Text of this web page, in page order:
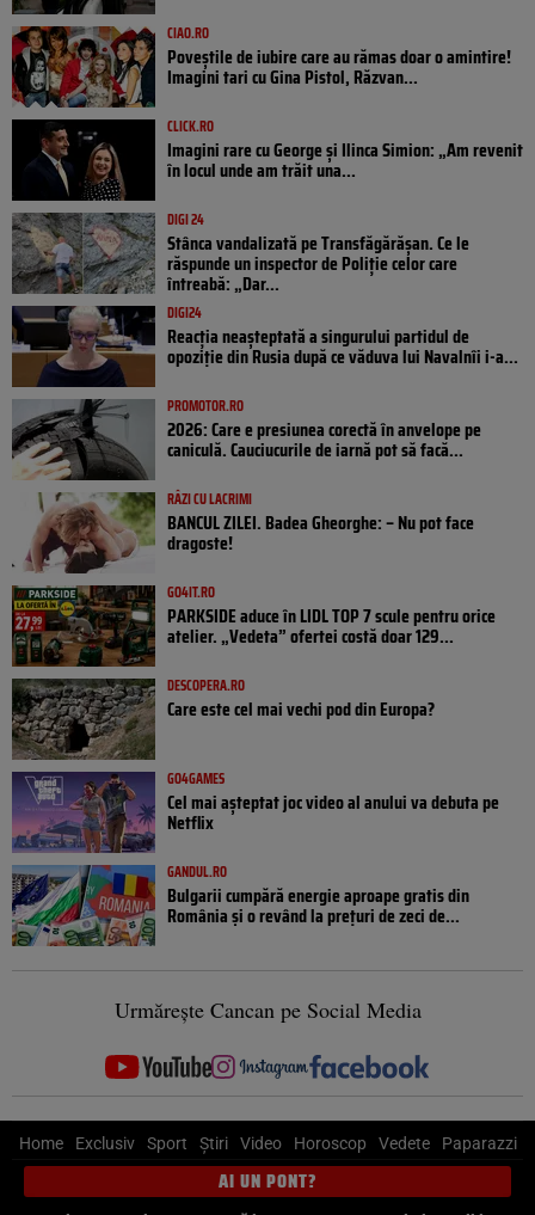
CIAO.RO
Poveştile de iubire care au rămas doar o amintire!
Imagini tari cu Gina Pistol, Răzvan...
CLICK.RO
Imagini rare cu George și Ilinca Simion: „Am revenit
în locul unde am trăit una...
DIGI 24
Stânca vandalizată pe Transfăgărășan. Ce le
răspunde un inspector de Poliție celor care
întreabă: „Dar...
DIGI24
Reacția neașteptată a singurului partidul de
opoziţie din Rusia după ce văduva lui Navalnîi i-a...
PROMOTOR.RO
2026: Care e presiunea corectă în anvelope pe
caniculă. Cauciucurile de iarnă pot să facă...
RÂZI CU LACRIMI
BANCUL ZILEI. Badea Gheorghe: – Nu pot face
dragoste!
GO4IT.RO
PARKSIDE aduce în LIDL TOP 7 scule pentru orice
atelier. „Vedeta” ofertei costă doar 129...
DESCOPERA.RO
Care este cel mai vechi pod din Europa?
GO4GAMES
Cel mai așteptat joc video al anului va debuta pe
Netflix
GANDUL.RO
Bulgarii cumpără energie aproape gratis din
România și o revând la prețuri de zeci de...
Urmărește Cancan pe Social Media
Home Exclusiv Sport Știri Video Horoscop Vedete Paparazzi
AI UN PONT?